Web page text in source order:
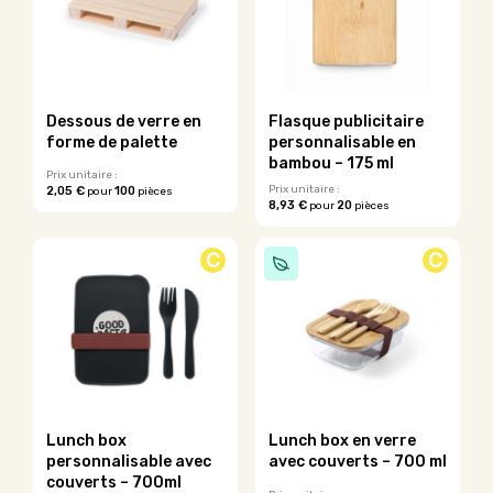
sur
la
page
du
produit
Dessous de verre en
forme de palette
Prix unitaire :
2,05 € pour100 pièces
plusieurs
variations.
options
peuvent
être
la
page
du
Flasque publicitaire
personnalisable en
bambou – 175 ml
Prix unitaire :
8,93 €pour20pièces
produit
a
plusieurs
variations.
options
peuvent
sur
C
Lunch box
personnalisable avec
couverts – 700ml
C
Lunch box en verre
avec couverts – 700 ml